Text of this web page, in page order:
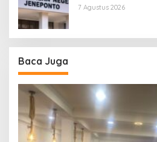
7 Agustus 2026
Baca Juga